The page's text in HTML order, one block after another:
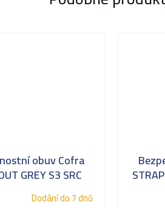
obuv Cofra
GREY S3 SRC
Dodání do 7 dnů